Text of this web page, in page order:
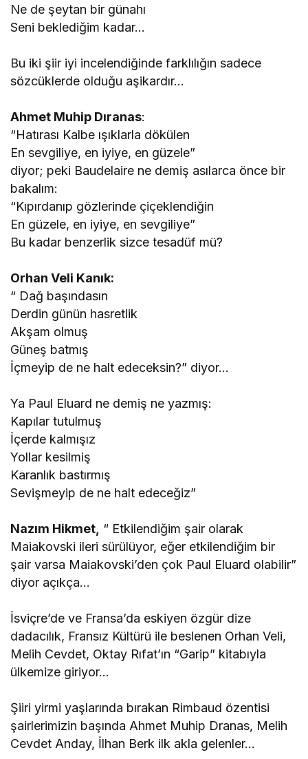
Ne de şeytan bir günahı
Seni beklediğim kadar…
Bu iki şiir iyi incelendiğinde farklılığın sadece
sözcüklerde olduğu aşikardır…
Ahmet Muhip Dıranas:
“Hatırası Kalbe ışıklarla dökülen
En sevgiliye, en iyiye, en güzele”
diyor; peki Baudelaire ne demiş asılarca önce bir
bakalım:
“Kıpırdanıp gözlerinde çiçeklendiğin
En güzele, en iyiye, en sevgiliye”
Bu kadar benzerlik sizce tesadüf mü?
Orhan Veli Kanık:
“ Dağ başındasın
Derdin günün hasretlik
Akşam olmuş
Güneş batmış
İçmeyip de ne halt edeceksin?” diyor…
Ya Paul Eluard ne demiş ne yazmış:
Kapılar tutulmuş
İçerde kalmışız
Yollar kesilmiş
Karanlık bastırmış
Sevişmeyip de ne halt edeceğiz”
Nazım Hikmet, “ Etkilendiğim şair olarak
Maiakovski ileri sürülüyor, eğer etkilendiğim bir
şair varsa Maiakovski’den çok Paul Eluard olabilir”
diyor açıkça…
İsviçre’de ve Fransa’da eskiyen özgür dize
dadacılık, Fransız Kültürü ile beslenen Orhan Veli,
Melih Cevdet, Oktay Rıfat’ın “Garip” kitabıyla
ülkemize giriyor…
Şiiri yirmi yaşlarında bırakan Rimbaud özentisi
şairlerimizin başında Ahmet Muhip Dranas, Melih
Cevdet Anday, İlhan Berk ilk akla gelenler…